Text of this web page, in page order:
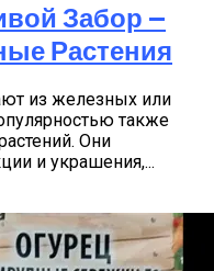
Забор —
Растения
из железных или
также
Они
и украшения,...